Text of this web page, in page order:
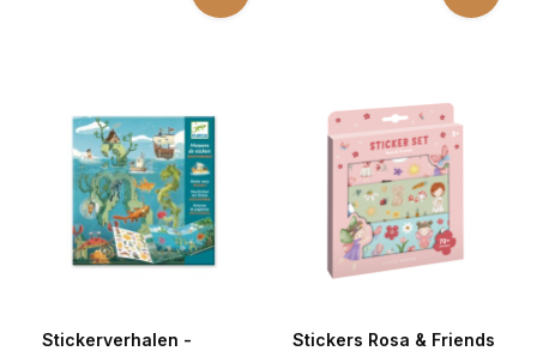
Stickerverhalen -
Stickers Rosa & Friends